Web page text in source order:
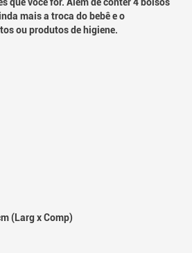
mais a troca do bebê e o
ou produtos de higiene.
(Larg x Comp)